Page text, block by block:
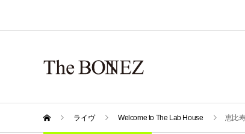
ライヴ Welcome to The Lab House 恵比